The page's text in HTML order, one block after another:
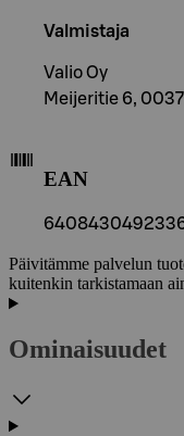
Valmistaja
Valio Oy
Meijeritie 6,
EAN
Päivitämme palvelun
kuitenkin tarkistamaan
Ominaisuudet